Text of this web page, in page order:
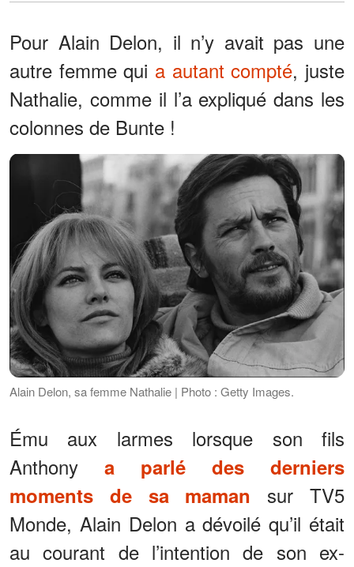
Pour Alain Delon, il n’y avait pas une
autre femme qui a autant compté, juste
Nathalie, comme il l’a expliqué dans les
colonnes de Bunte !
Alain Delon, sa femme Nathalie | Photo : Getty Images.
Ému aux larmes lorsque son fils
Anthony a parlé des derniers
moments de sa maman sur TV5
Monde, Alain Delon a dévoilé qu’il était
au courant de l’intention de son ex-